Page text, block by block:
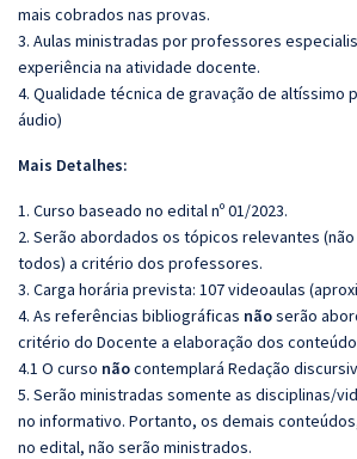
mais cobrados nas provas.
3. Aulas ministradas por professores
experiência na atividade docente.
4. Qualidade técnica de gravação de altíssimo
áudio)
Mais Detalhes:
1. Curso baseado no edital nº 01/2023.
2. Serão abordados os tópicos relevantes
todos) a critério dos professores.
3. Carga horária prevista: 107 videoaulas
4. As referências bibliográficas nãoserão
critério do Docente a elaboração dos
4.1 O curso nãocontemplará Redação
5. Serão ministradas somente as disciplinas/
no informativo. Portanto, os demais
no edital, não serão ministrados.